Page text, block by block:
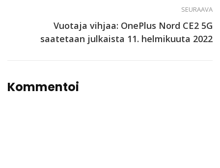
SEURAAVA
Vuotaja vihjaa: OnePlus Nord CE2 5G
saatetaan julkaista 11. helmikuuta 2022
Kommentoi